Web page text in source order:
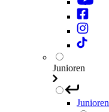
Junioren
Junioren